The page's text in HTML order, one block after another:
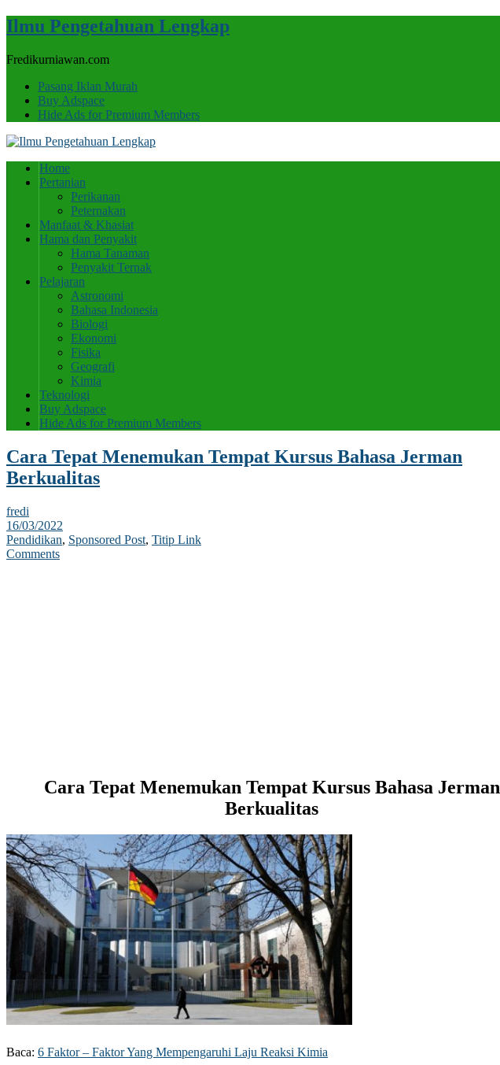
Ilmu Pengetahuan Lengkap
Fredikurniawan.com
Pasang Iklan Murah
Buy Adspace
Hide Ads for Premium Members
Home
Pertanian
Perikanan
Peternakan
Manfaat & Khasiat
Hama dan Penyakit
Hama Tanaman
Penyakit Ternak
Pelajaran
Astronomi
Bahasa Indonesia
Biologi
Ekonomi
Fisika
Geografi
Kimia
Teknologi
Buy Adspace
Hide Ads for Premium Members
Cara Tepat Menemukan Tempat Kursus Bahasa Jerman
Berkualitas
fredi
16/03/2022
Pendidikan, Sponsored Post, Titip Link
Comments
Cara Tepat Menemukan Tempat Kursus Bahasa Jerman
Berkualitas
Baca: 6 Faktor – Faktor Yang Mempengaruhi Laju Reaksi Kimia